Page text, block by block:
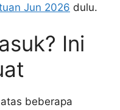
Jun 2026 dulu.
Ini
beberapa